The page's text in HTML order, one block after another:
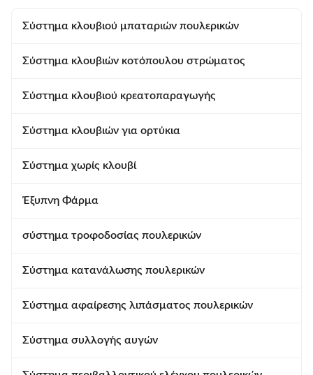
Σύστημα κλουβιού μπαταριών πουλερικών
Σύστημα κλουβιών κοτόπουλου στρώματος
Σύστημα κλουβιού κρεατοπαραγωγής
Σύστημα κλουβιών για ορτύκια
Σύστημα χωρίς κλουβί
Έξυπνη Φάρμα
σύστημα τροφοδοσίας πουλερικών
Σύστημα κατανάλωσης πουλερικών
Σύστημα αφαίρεσης λιπάσματος πουλερικών
Σύστημα συλλογής αυγών